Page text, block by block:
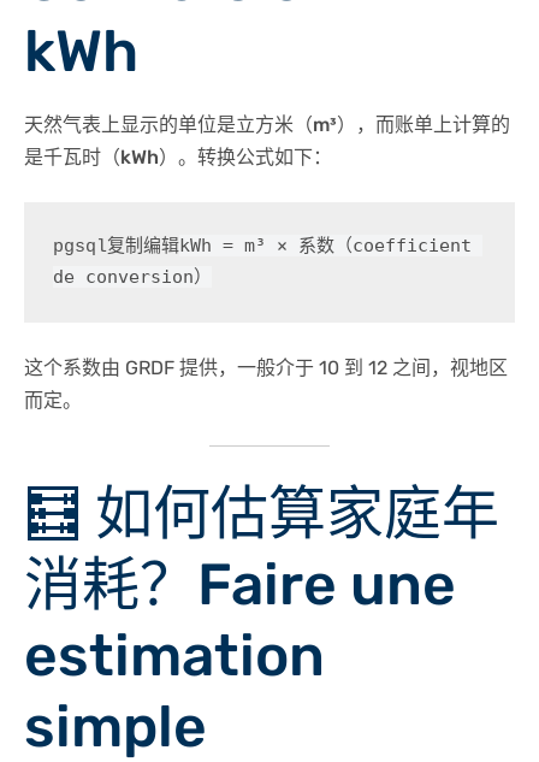
kWh
天然气表上显示的单位是立方米（m³），而账单上计算的
是千瓦时（kWh）。转换公式如下：
pgsql复制编辑kWh = m³ × 系数（coefficient
这个系数由 GRDF 提供，一般介于 10 到 12 之间，视地区
而定。
🧮 如何估算家庭年
消耗？Faire une
estimation
simple